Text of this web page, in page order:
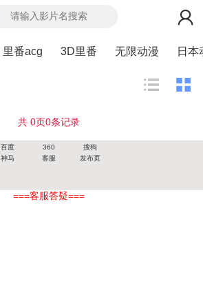
里番acg 3D里番 无限动漫 日本
共 0页0条记录
百度 360
搜狗
神马
客服 发布页
===客服答疑===